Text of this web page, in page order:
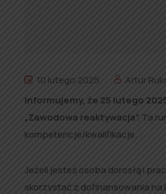
10 lutego 2025
Artur
Informujemy, że 25 lutego
„Zawodowa reaktywacja”. Ta
kompetencje/kwalifikacje.
Jeżeli jesteś osoba dorosłą i
skorzystać z dofinansowania